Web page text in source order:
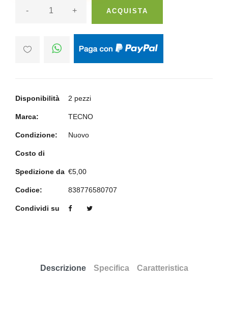
- + ACQUISTA
Disponibilità 2 pezzi
Marca: TECNO
Condizione: Nuovo
Costo di
Spedizione da €5,00
Codice: 838776580707
Condividi su
Descrizione Specifica Caratteristica